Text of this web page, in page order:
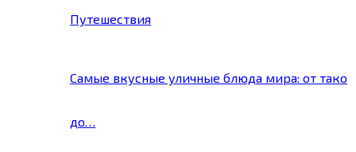
Путешествия
Самые вкусные уличные блюда мира: от тако
до…